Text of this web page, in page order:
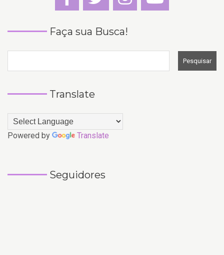
Faça sua Busca!
Translate
Powered by Translate
Seguidores